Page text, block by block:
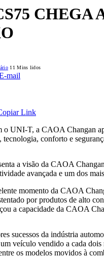
CHEGA
11 Mins lidos
mail
Link
o UNI-T, a CAOA Changan
tecnologia, conforto e
a visão da CAOA
avançada e um dos
momento da CAOA
por produtos de alto
a capacidade da CAOA
sucessos da indústria
veículo vendido a cada
os modelos movidos à